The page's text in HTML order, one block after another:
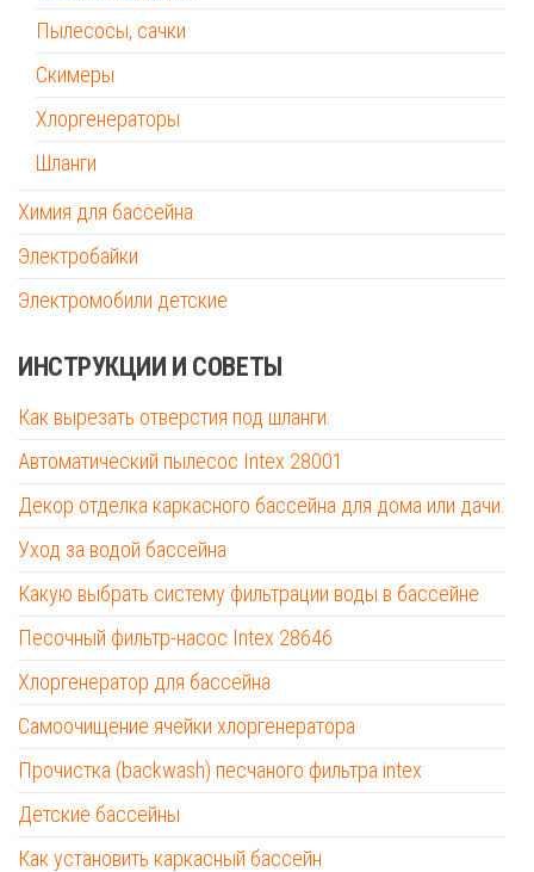
Пылесосы, сачки
Скимеры
Хлоргенераторы
Шланги
Химия для бассейна
Электробайки
Электромобили детские
ИНСТРУКЦИИ И СОВЕТЫ
Как вырезать отверстия под шланги.
Автоматический пылесос Intex 28001
Декор отделка каркасного бассейна для дома или дачи.
Уход за водой бассейна
Какую выбрать систему фильтрации воды в бассейне
Песочный фильтр-насос Intex 28646
Хлоргенератор для бассейна
Самоочищение ячейки хлоргенератора
Прочистка (backwash) песчаного фильтра intex
Детские бассейны
Как установить каркасный бассейн